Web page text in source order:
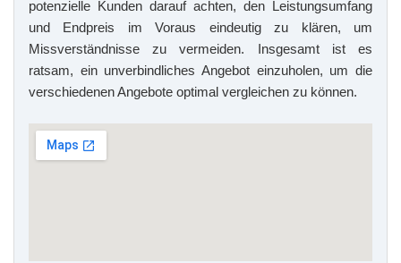
potenzielle Kunden darauf achten, den Leistungsumfang
und Endpreis im Voraus eindeutig zu klären, um
Missverständnisse zu vermeiden. Insgesamt ist es
ratsam, ein unverbindliches Angebot einzuholen, um die
verschiedenen Angebote optimal vergleichen zu können.